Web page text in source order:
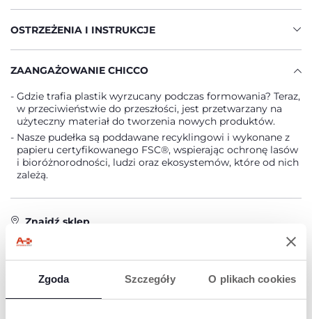
Zgoda Szczegóły O plikach cookies
OSTRZEŻENIA I INSTRUKCJE
ZAANGAŻOWANIE CHICCO
Gdzie trafia plastik wyrzucany podczas formowania? Teraz,
w przeciwieństwie do przeszłości, jest przetwarzany na
użyteczny materiał do tworzenia nowych produktów.
Nasze pudełka są poddawane recyklingowi i wykonane z
papieru certyfikowanego FSC®, wspierając ochronę lasów
i bioróżnorodności, ludzi oraz ekosystemów, które od nich
zależą.
Znajdź sklep
PRODUKTY, KTÓRE MOGĄ CIĘ